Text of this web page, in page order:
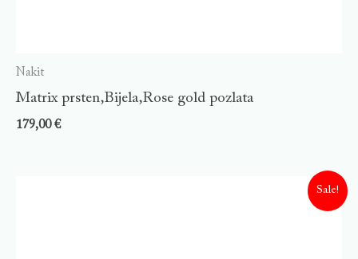
Nakit
Matrix prsten,Bijela,Rose gold pozlata
179,00€
Sale!